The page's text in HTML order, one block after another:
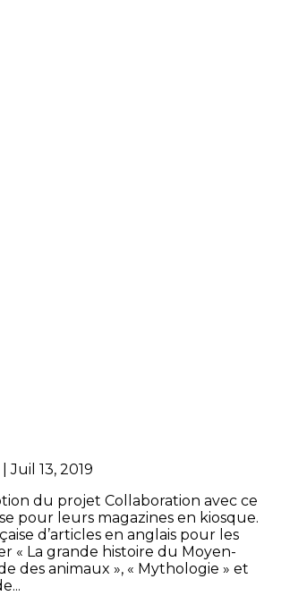
|Juil 13, 2019
du projet Collaboration avec ce
pour leurs magazines en kiosque.
d’articles en anglais pour les
« La grande histoire du Moyen-
des animaux », « Mythologie » et